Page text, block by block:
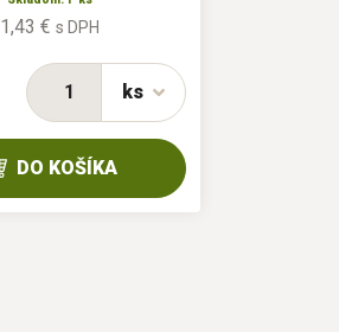
1,43 € s DPH
ks
DO KOŠÍKA